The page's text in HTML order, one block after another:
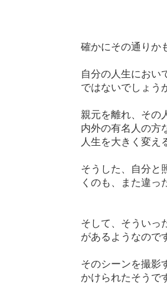
確かにその通りか
自分の人生におい
ではないでしょう
親元を離れ、その
内外の有名人の方
人生を大きく変え
そうした、自分と
くのも、また違っ
そして、そういっ
があるようなので
そのシーンを撮影
かけられたそうで